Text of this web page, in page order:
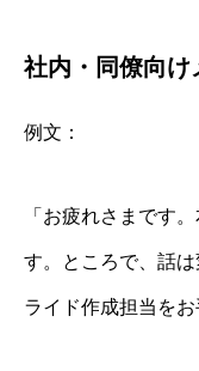
社内・同僚向け
例文：
「お疲れさまです
す。ところで、話
ライド作成担当を